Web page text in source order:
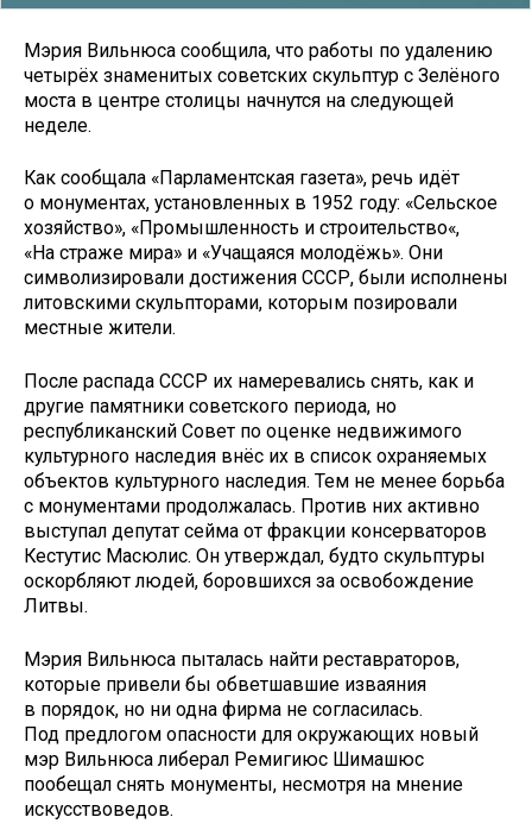
Мэрия Вильнюса сообщила, что работы по удалению
четырёх знаменитых советских скульптур с Зелёного
моста в центре столицы начнутся на следующей
неделе.
Как сообщала «Парламентская газета», речь идёт
о монументах, установленных в 1952 году: «Сельское
хозяйство», «Промышленность и строительство«,
«На страже мира» и «Учащаяся молодёжь». Они
символизировали достижения СССР, были исполнены
литовскими скульпторами, которым позировали
местные жители.
После распада СССР их намеревались снять, как и
другие памятники советского периода, но
республиканский Совет по оценке недвижимого
культурного наследия внёс их в список охраняемых
объектов культурного наследия. Тем не менее борьба
с монументами продолжалась. Против них активно
выступал депутат сейма от фракции консерваторов
Кестутис Масюлис. Он утверждал, будто скульптуры
оскорбляют людей, боровшихся за освобождение
Литвы.
Мэрия Вильнюса пыталась найти реставраторов,
которые привели бы обветшавшие изваяния
в порядок, но ни одна фирма не согласилась.
Под предлогом опасности для окружающих новый
мэр Вильнюса либерал Ремигиюс Шимашюс
пообещал снять монументы, несмотря на мнение
искусствоведов.